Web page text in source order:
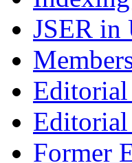
JSER in
Former